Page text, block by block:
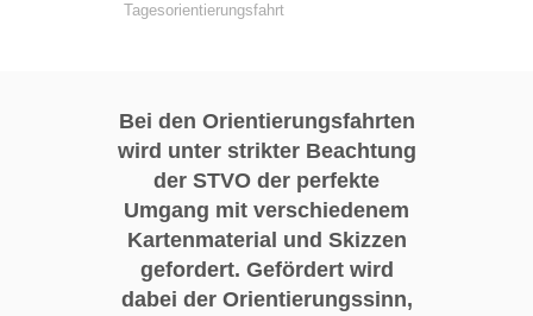
Tagesorientierungsfahrt
Bei den Orientierungsfahrten
wird unter strikter Beachtung
der STVO der perfekte
Umgang mit verschiedenem
Kartenmaterial und Skizzen
gefordert. Gefördert wird
dabei der Orientierungssinn,